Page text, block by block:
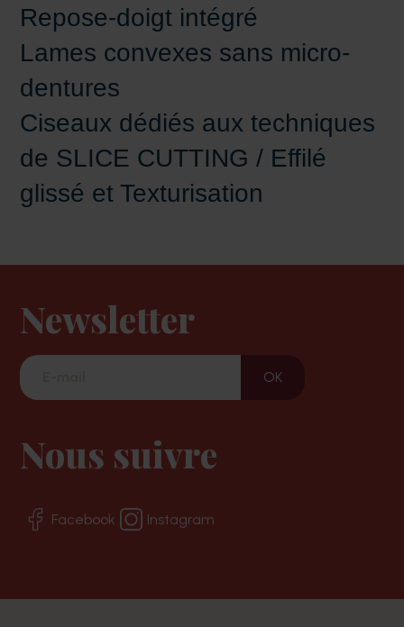
Repose-doigt intégré
Lames convexes sans micro-
dentures
Ciseaux dédiés aux techniques
de SLICE CUTTING / Effilé
glissé et Texturisation
Newsletter
Nous suivre
Facebook Instagram